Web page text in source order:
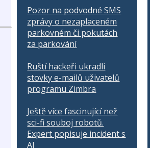
Pozor na podvodné SMS
zprávy o nezaplaceném
parkovném či pokutách
za parkování
Ruští hackeři ukradli
stovky e-mailů uživatelů
programu Zimbra
Ještě více fascinující než
sci-fi souboj robotů.
Expert popisuje incident s
AI